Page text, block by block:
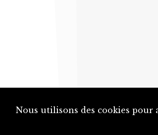
Nous utilisons des cookies